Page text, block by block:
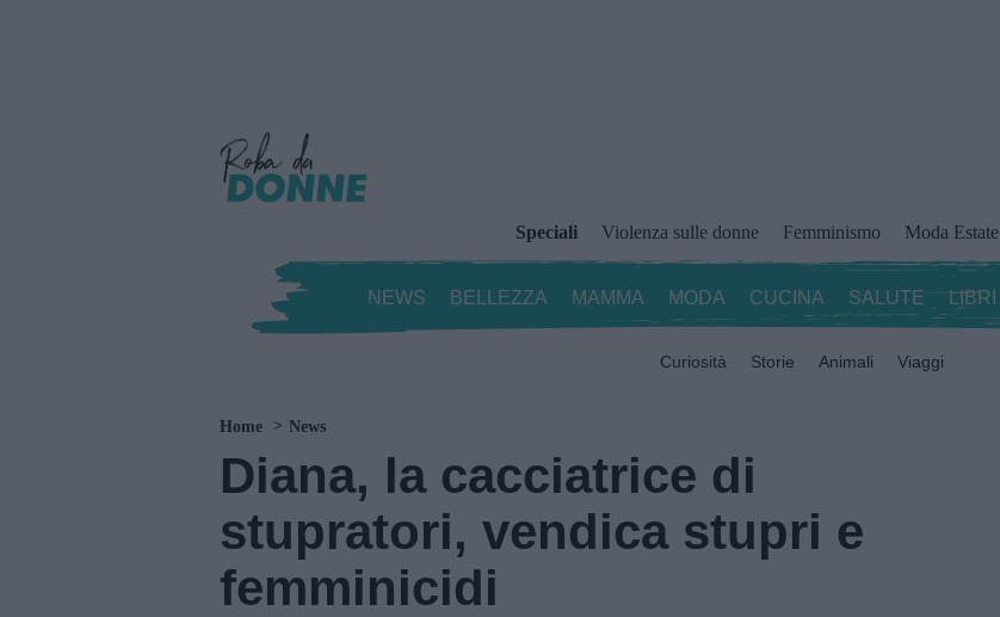
Speciali Violenza sulle donne Femminismo Moda Estate
NEWS BELLEZZA MAMMA MODA CUCINA SALUTE LIBRI
Curiosità Storie Animali Viaggi
Home News
Diana, la cacciatrice di
stupratori, vendica stupri e
femminicidi